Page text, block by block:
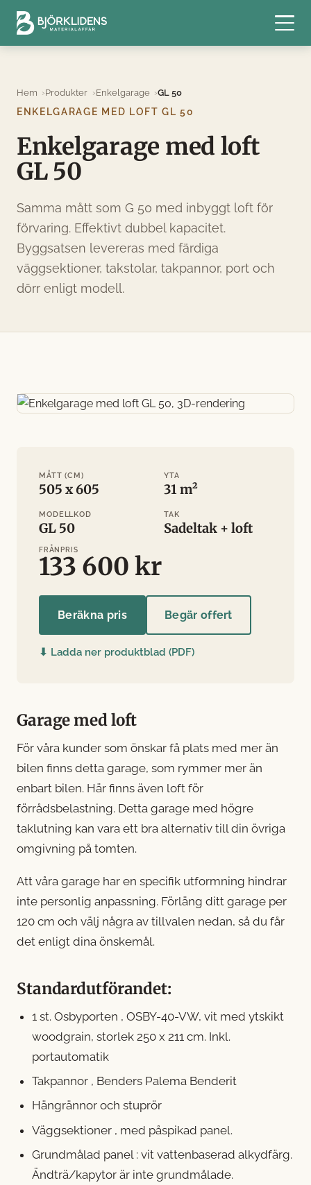
Hem Produkter Enkelgarage
GL 50
ENKELGARAGE MED LOFT GL 50
Enkelgarage med loft
GL 50
Samma mått som G 50 med inbyggt loft för
förvaring. Effektivt dubbel kapacitet.
Byggsatsen levereras med färdiga
väggsektioner, takstolar, takpannor, port och
dörr enligt modell.
MÅTT (CM)
505 x 605
YTA
31 m²
MODELLKOD
GL 50
TAK
Sadeltak + loft
FRÅNPRIS
133 600 kr
Beräkna pris Begär offert
⬇ Ladda ner produktblad (PDF)
Garage med loft
För våra kunder som önskar få plats med mer än
bilen finns detta garage, som rymmer mer än
enbart bilen. Här finns även loft för
förrådsbelastning. Detta garage med högre
taklutning kan vara ett bra alternativ till din övriga
omgivning på tomten.
Att våra garage har en specifik utformning hindrar
inte personlig anpassning. Förläng ditt garage per
120 cm och välj några av tillvalen nedan, så du får
det enligt dina önskemål.
Standardutförandet:
1 st. Osbyporten , OSBY-40-VW, vit med ytskikt
woodgrain, storlek 250 x 211 cm. Inkl.
portautomatik
Takpannor , Benders Palema Benderit
Hängrännor och stuprör
Väggsektioner , med påspikad panel.
Grundmålad panel : vit vattenbaserad alkydfärg.
Ändträ/kapytor är inte grundmålade.